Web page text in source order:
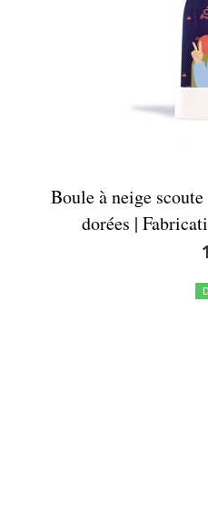
Boule à neige
dorées |